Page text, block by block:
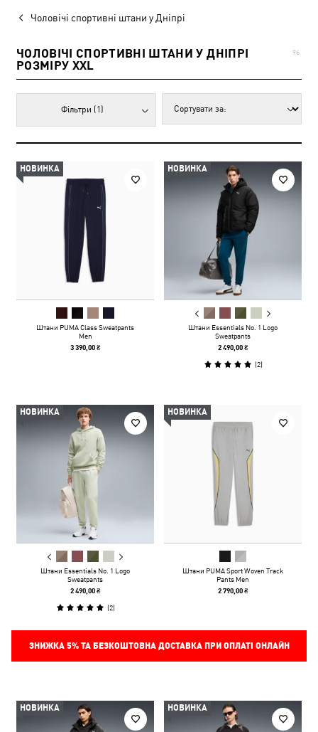
Чоловічі спортивні штани у Дніпрі
ЧОЛОВІЧІ СПОРТИВНІ ШТАНИ У ДНІПРІ
РОЗМІРУ XXL
96
Фільтри (1)
НОВИНКА
Штани PUMA Class Sweatpants
Men
3 390,00 ₴
НОВИНКА
Штани Essentials No. 1 Logo
Sweatpants
2 490,00 ₴
(2)
НОВИНКА
Штани Essentials No. 1 Logo
Sweatpants
2 490,00 ₴
(2)
НОВИНКА
Штани PUMA Sport Woven Track
Pants Men
2 790,00 ₴
ЗНИЖКА 5%ТА БЕЗКОШТОВНА ДОСТАВКА ПРИ ОПЛАТІ ОНЛАЙН
НОВИНКА НОВИНКА